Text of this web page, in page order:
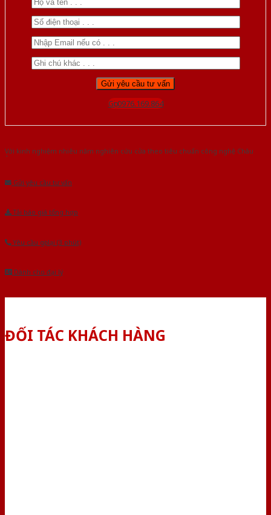
Gọi 0976.169.864
Với kinh nghiệm nhiêu năm nghiên cứu cửa theo tiêu chuẩn công nghệ Châu
Gửi yêu cầu tư vấn
Tải báo giá tổng hợp
Yêu cầu gọi lại (3 phút)
Dành cho đại lý
ĐỐI TÁC KHÁCH HÀNG